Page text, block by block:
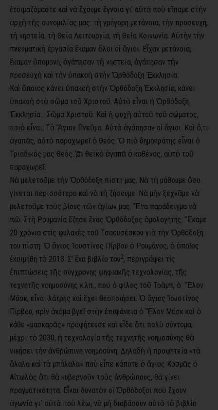
ἑτοιμαζόμαστε καὶ νὰ ἔχουμε ἔγνοια γι’ αὐτὰ ποὺ εἴπαμε στὴν
ἀρχὴ τῆς συνομιλίας μας: τὴ γρήγορη μετάνοια, τὴν προσευχή,
τὴ νηστεία, τὴ Θεία Λειτουργία, τὴ Θεία Κοινωνία. Αὐτὴν τὴν
πνευματικὴ ἐργασία ἔκαμαν ὅλοι οἱ ἅγιοι. Εἶχαν μετάνοια,
ἔκαμαν ὑπομονή, ἀγάπησαν τὴ νηστεία, ἀγάπησαν τὴν
προσευχὴ καὶ τὴν ὑπακοὴ στὴν Ὀρθόδοξη Ἐκκλησία.
Καὶ ὅποιος κάνει ὑπακοὴ στὴν Ὀρθόδοξη Ἐκκλησία, κάνει
ὑπακοὴ στὸ σῶμα τοῦ Χριστοῦ. Αὐτὸ εἶναι ἡ Ὀρθόδοξη
Ἐκκλησία… Σῶμα Χριστοῦ. Καὶ ἡ ψυχὴ αὐτοῦ τοῦ σώματος,
ποιὸ εἶναι; Τὸ Ἅγιον Πνεῦμα. Αὐτὸ ἀγάπησαν οἱ ἅγιοι. Καὶ ὅ,τι
ἀγαπᾶς, αὐτὸ παραχωρεῖ ὁ Θεός. Ὁ πιὸ δημοκράτης εἶναι ὁ
Τριαδικός μας Θεός. Ὅ,τι θεϊκὸ ἀγαπᾶ ὁ καθένας, αὐτὸ τοῦ
παραχωρεῖ.
Νὰ μελετοῦμε τὴν Ὀρθόδοξη πίστη μας. Νὰ τὴ μάθουμε ὅσο
γίνεται περισσότερο καὶ νὰ τὴ ζήσουμε. Νὰ μὴν ξεχνᾶμε νὰ
μελετοῦμε τοὺς βίους τῶν ἁγίων μας. Ἕνα παράδειγμα νὰ
πῶ. Στὴ Ρουμανία ἔζησε ἕνας Ὀρθόδοξος ὁμολογητής. Ἔκαμε
20 χρόνια στὶς φυλακὲς τοῦ Τσαουσέσκου γιὰ τὴν Ὀρθόδοξή
του πίστη. Ὁ ἅγιος Ἰουστίνος Πίρβου ὁ Ρουμάνος, ὁ ὁποῖος
ἐκοιμήθη τὸ 2013. Σ’ ἕνα βιβλίο του2, περιγράφει τὶς
ἐπιπτώσεις τῆς σύγχρονης ψηφιακῆς τεχνολογίας, τῆς
τεχνητῆς νοημοσύνης κ.λπ., ποὺ ὁ φίλος τοῦ Τρὰμπ, ὁ Ἔλον
Μάσκ, εἶναι λάτρης καὶ ἔχει θεοποιήσει. Ὁ ἅγιος Ἰουστίνος
Πίρβου, πρὶν ἀκόμα βγεῖ στὴν ἐπιφάνεια ὁ Ἔλον Μάσκ καὶ ὁ
κάθε «μασκαρᾶς» προφήτευσε καὶ εἶδε ὅτι πολὺ σύντομα,
μέχρι τὸ 2030, ἡ τεχνολογία τῆς τεχνητῆς νοημοσύνης θὰ
νικήσει τὴν ἀνθρώπινη νοημοσύνη. Δηλαδὴ ἡ προφητεία «τὰ
ἄλαλα καὶ τὰ μπάλαλα» ποὺ εἶπε κάποτε ὁ ἅγιος Κοσμᾶς ὁ
Αἰτωλὸς ὅτι θὰ κυβερνοῦν τοὺς ἀνθρώπους, θὰ γίνει
πραγματικότητα. Εἶναι δυνατὸν οἱ Ὀρθόδοξοι ποὺ ἔχουν
ἀγωνία γι᾿ αὐτὰ ποὺ λέω, νὰ μὴ διαβάσουν αὐτὸ τὸ βιβλίο